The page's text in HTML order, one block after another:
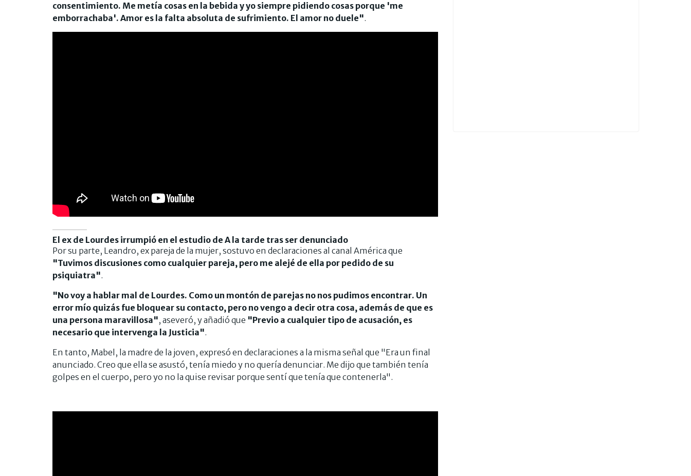
consentimiento. Me metía cosas en la bebida y yo siempre pidiendo cosas porque 'me
emborrachaba'. Amor es la falta absoluta de sufrimiento. El amor no duele".
El ex de Lourdes irrumpió en el estudio de A la tarde tras ser denunciado
Por su parte, Leandro, ex pareja de la mujer, sostuvo en declaraciones al canal América que
"Tuvimos discusiones como cualquier pareja, pero me alejé de ella por pedido de su
psiquiatra".
"No voy a hablar mal de Lourdes. Como un montón de parejas no nos pudimos encontrar. Un
error mío quizás fue bloquear su contacto, pero no vengo a decir otra cosa, además de que es
una persona maravillosa", aseveró, y añadió que "Previo a cualquier tipo de acusación, es
necesario que intervenga la Justicia".
En tanto, Mabel, la madre de la joven, expresó en declaraciones a la misma señal que "Era un final
anunciado. Creo que ella se asustó, tenía miedo y no quería denunciar. Me dijo que también tenía
golpes en el cuerpo, pero yo no la quise revisar porque sentí que tenía que contenerla".